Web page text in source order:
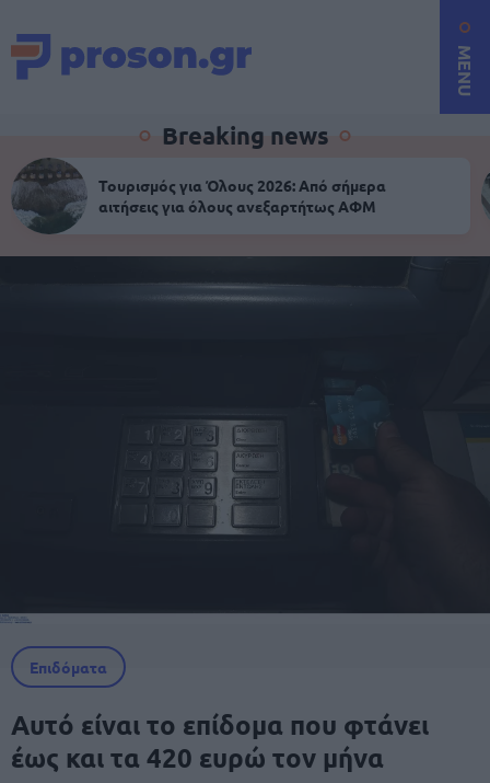
MENU
Breaking news
Τουρισμός για Όλους 2026: Από σήμερα
αιτήσεις για όλους ανεξαρτήτως ΑΦΜ
Επιδόματα
Αυτό είναι το επίδομα που φτάνει
έως και τα 420 ευρώ τον μήνα